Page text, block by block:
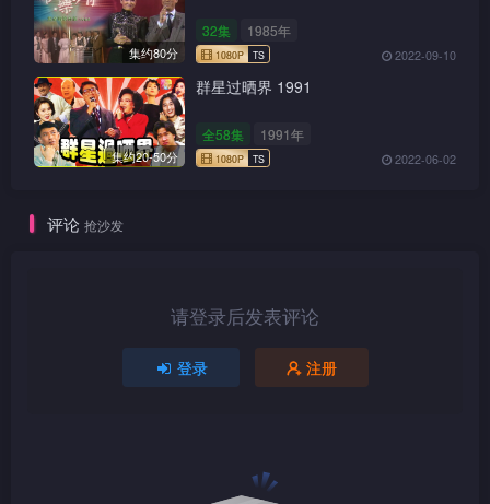
集约80分
32集 1985年
2022-09-10
集约20-50分
群星过晒界 1991
全58集 1991年
2022-06-02
评论 抢沙发
请登录后发表评论
登录 注册